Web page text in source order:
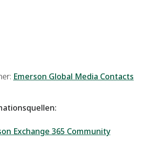
Emerson Global Media Contacts
Exchange 365 Community